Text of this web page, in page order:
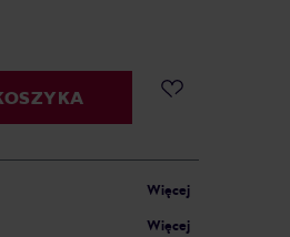
Więcej
Więcej